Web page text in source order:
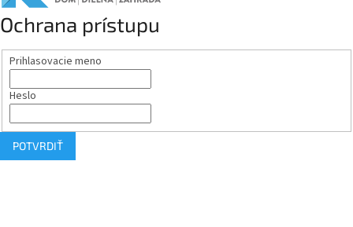
Ochrana prístupu
Prihlasovacie meno
Heslo
POTVRDIŤ